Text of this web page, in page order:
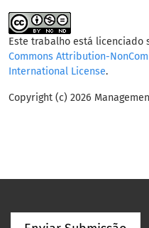
Este trabalho está licenciado
Commons Attribution-
International License.
Copyright (c) 2026